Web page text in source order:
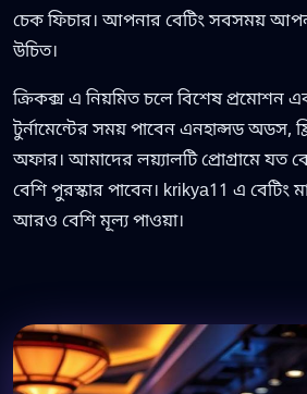
চেক ফিচার। আপনার বেটিং সবসময়
উচিত।
ক্রিকক্স এ নিয়মিত চলে বিশেষ প্রমোশন
টুর্নামেন্টের সময় পাবেন এনহান্সড অডস,
অফার। আমাদের লয়্যালটি প্রোগ্রামে যত
বেশি পুরস্কার পাবেন। krikya11 এ বেটিং
আরও বেশি মূল্য পাওয়া।